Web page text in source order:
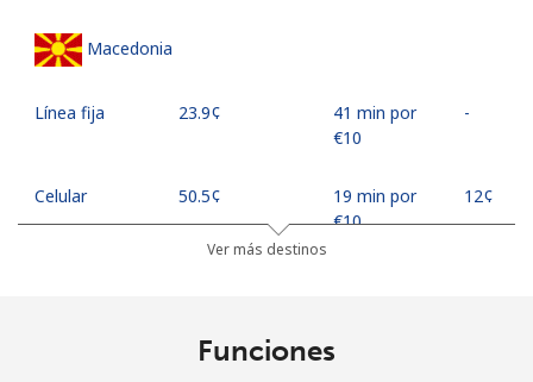
Macedonia
Línea fija ⁦23.9¢⁩
41 min por
⁦€10⁩
-
Celular ⁦50.5¢⁩
19 min por
⁦€10⁩
⁦12¢⁩
⁦73.9¢⁩
13 min por
Ver más destinos
Funciones